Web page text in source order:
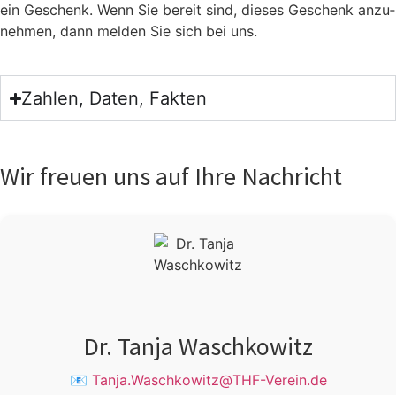
ein Geschenk. Wenn Sie bereit sind, die­ses Geschenk anzu­
neh­men, dann mel­den Sie sich bei uns.
Zahlen, Daten, Fakten
Wir freuen uns auf Ihre Nachricht
Dr. Tanja Waschkowitz
📧 Tanja.Waschkowitz@THF-Verein.de